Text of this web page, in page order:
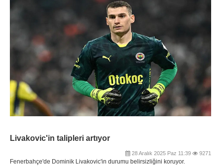
Livakovic'in talipleri artıyor
28 Aralık 2025 Paz 11:39 9271
Fenerbahçe'de Dominik Livakovic'in durumu belirsizliğini koruyor.